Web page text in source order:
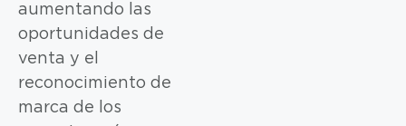
aumentando las
oportunidades de
venta y el
reconocimiento de
marca de los